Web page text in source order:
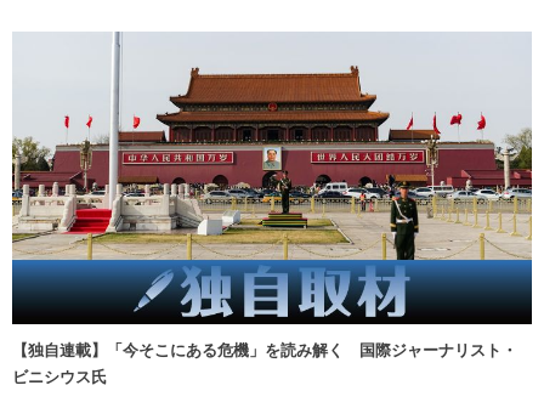
【独自連載】「今そこにある危機」を読み解く 国際ジャーナリスト・
ビニシウス氏